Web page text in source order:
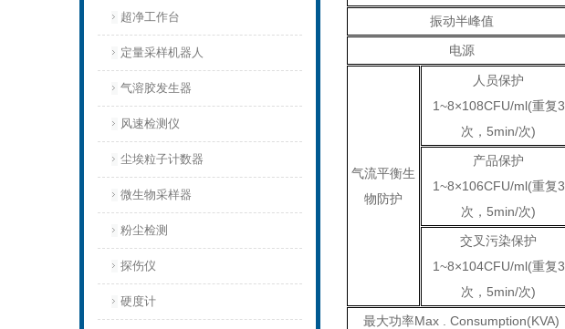
超净工作台
定量采样机器人
气溶胶发生器
风速检测仪
尘埃粒子计数器
微生物采样器
粉尘检测
探伤仪
硬度计
振动半峰值
电源
气流平衡生
物防护
人员保护
1~8×108CFU/ml(重复3
次，5min/次)
产品保护
1~8×106CFU/ml(重复3
次，5min/次)
交叉污染保护
1~8×104CFU/ml(重复3
次，5min/次)
最大功率Max . Consumption(KVA)